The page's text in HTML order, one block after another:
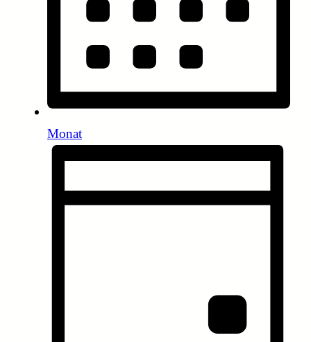
Monat